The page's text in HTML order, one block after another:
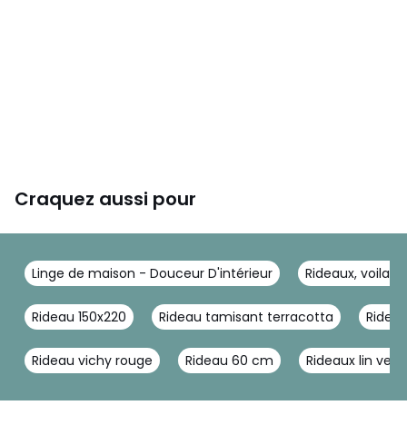
Craquez aussi pour
Linge de maison - Douceur D'intérieur Rideaux,
Rideau 150x220 Rideau tamisant terracotta
Rideau vichy rouge Rideau 60 cm Rideaux lin vert